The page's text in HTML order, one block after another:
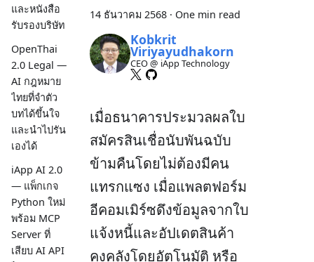
และหนังสือ
รับรองบริษัท
OpenThai
2.0 Legal —
AI กฎหมาย
ไทยที่จำตัว
บทได้ขึ้นใจ
และนำไปรัน
เองได้
iApp AI 2.0
— แพ็กเกจ
Python ใหม่
พร้อม MCP
Server ที่
เสียบ AI API
14 ธันวาคม 2568 · One min read
Kobkrit
Viriyayudhakorn
CEO @ iApp Technology
เมื่อธนาคารประมวลผลใบ
สมัครสินเชื่อนับพันฉบับ
ข้ามคืนโดยไม่ต้องมีคน
แทรกแซง เมื่อแพลตฟอร์ม
อีคอมเมิร์ซดึงข้อมูลจากใบ
แจ้งหนี้และอัปเดตสินค้า
คงคลังโดยอัตโนมัติ หรือ